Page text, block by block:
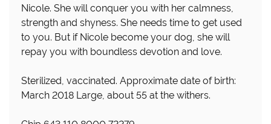
Nicole. She will conquer you with her calmness,
strength and shyness. She needs time to get used
to you. But if Nicole become your dog, she will
repay you with boundless devotion and love.
Sterilized, vaccinated. Approximate date of birth:
March 2018 Large, about 55 at the withers.